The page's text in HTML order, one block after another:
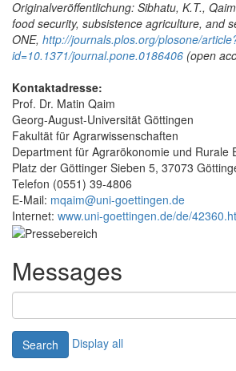
Originalveröffentlichung: Sibhatu, K.T.,
food security, subsistence agriculture, and
ONE, http://journals.plos.org/plosone/
id=10.1371/journal.pone.0186406 (open
Kontaktadresse:
Prof. Dr. Matin Qaim
Georg-August-Universität Göttingen
Fakultät für Agrarwissenschaften
Department für Agrarökonomie und Rurale
Platz der Göttinger Sieben 5, 37073
Telefon (0551) 39-4806
E-Mail: mqaim@uni-goettingen.de
Internet: www.uni-goettingen.de/de/
Messages
Search Display all